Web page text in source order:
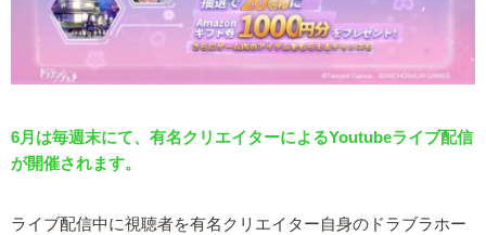
6月は毎週末にて、有名クリエイターによるYoutubeライブ配信
が開催されます。
ライブ配信中に視聴者を有名クリエイター自身のドラブラホー